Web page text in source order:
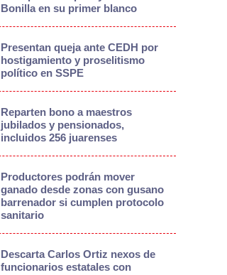
Bonilla en su primer blanco
Presentan queja ante CEDH por
hostigamiento y proselitismo
político en SSPE
Reparten bono a maestros
jubilados y pensionados,
incluidos 256 juarenses
Productores podrán mover
ganado desde zonas con gusano
barrenador si cumplen protocolo
sanitario
Descarta Carlos Ortiz nexos de
funcionarios estatales con